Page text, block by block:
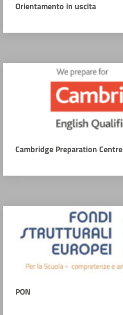
Orientamento in uscita
Cambridge Preparation Centre
PON